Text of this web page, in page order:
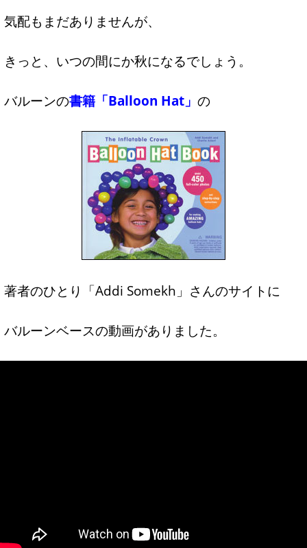
気配もまだありませんが、
きっと、いつの間にか秋になるでしょう。
バルーンの書籍「Balloon Hat」 の
著者のひとり「Addi Somekh」さんのサイトに
バルーンベースの動画がありました。